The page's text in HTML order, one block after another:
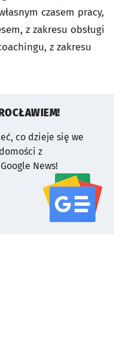
czasem pracy,
z zakresu obsługi
z zakresu
co dzieje się we
z
News!
serwisu